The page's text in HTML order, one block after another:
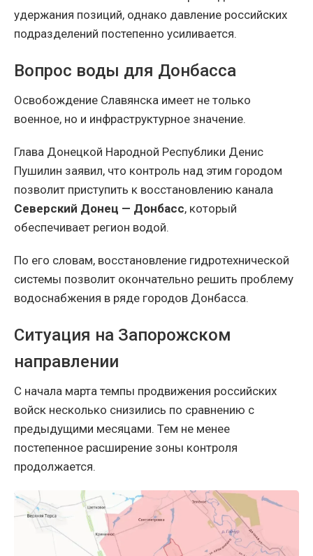
удержания позиций, однако давление российских
подразделений постепенно усиливается.
Вопрос воды для Донбасса
Освобождение Славянска имеет не только
военное, но и инфраструктурное значение.
Глава Донецкой Народной Республики Денис
Пушилин заявил, что контроль над этим городом
позволит приступить к восстановлению канала
Северский Донец — Донбасс, который
обеспечивает регион водой.
По его словам, восстановление гидротехнической
системы позволит окончательно решить проблему
водоснабжения в ряде городов Донбасса.
Ситуация на Запорожском
направлении
С начала марта темпы продвижения российских
войск несколько снизились по сравнению с
предыдущими месяцами. Тем не менее
постепенное расширение зоны контроля
продолжается.